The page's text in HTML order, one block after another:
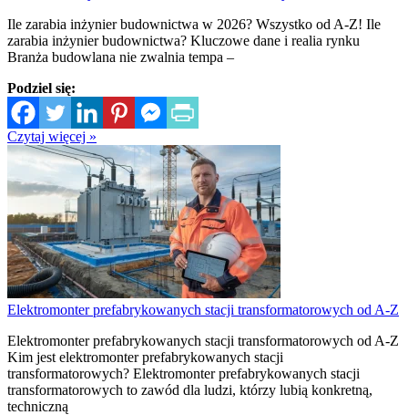
Ile zarabia inżynier budownictwa w 2026? Wszystko od A-Z! Ile
zarabia inżynier budownictwa? Kluczowe dane i realia rynku
Branża budowlana nie zwalnia tempa –
Podziel się:
Czytaj więcej »
Elektromonter prefabrykowanych stacji transformatorowych od A-Z
Elektromonter prefabrykowanych stacji transformatorowych od A-Z
Kim jest elektromonter prefabrykowanych stacji
transformatorowych? Elektromonter prefabrykowanych stacji
transformatorowych to zawód dla ludzi, którzy lubią konkretną,
techniczną